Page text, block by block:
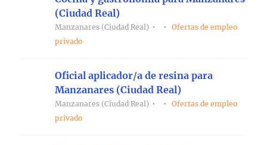
(Ciudad Real)
Manzanares (Ciudad Real)
Ofertas de empleo
privado
Oficial aplicador/a de resina para
Manzanares (Ciudad Real)
Manzanares (Ciudad Real)
Ofertas de empleo
privado